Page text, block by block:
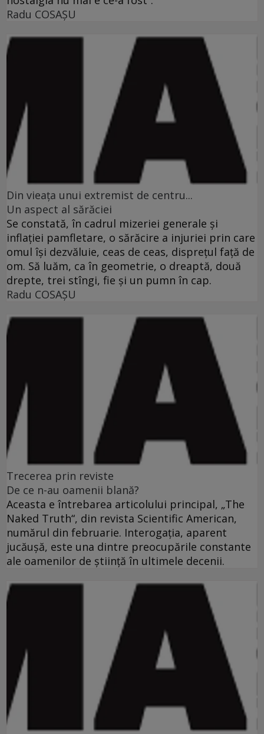
Radu COSAŞU
Din vieaţa unui extremist de centru...
Un aspect al sărăciei
Se constată, în cadrul mizeriei generale şi
inflaţiei pamfletare, o sărăcire a injuriei prin care
omul îşi dezvăluie, ceas de ceas, dispreţul faţă de
om. Să luăm, ca în geometrie, o dreaptă, două
drepte, trei stîngi, fie şi un pumn în cap.
Radu COSAŞU
Trecerea prin reviste
De ce n-au oamenii blană?
Aceasta e întrebarea articolului principal, „The
Naked Truth“, din revista Scientific American,
numărul din februarie. Interogaţia, aparent
jucăuşă, este una dintre preocupările constante
ale oamenilor de ştiinţă în ultimele decenii.